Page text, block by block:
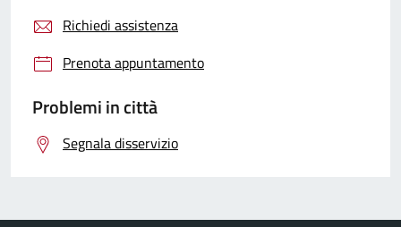
Richiedi assistenza
Prenota appuntamento
Problemi in città
Segnala disservizio